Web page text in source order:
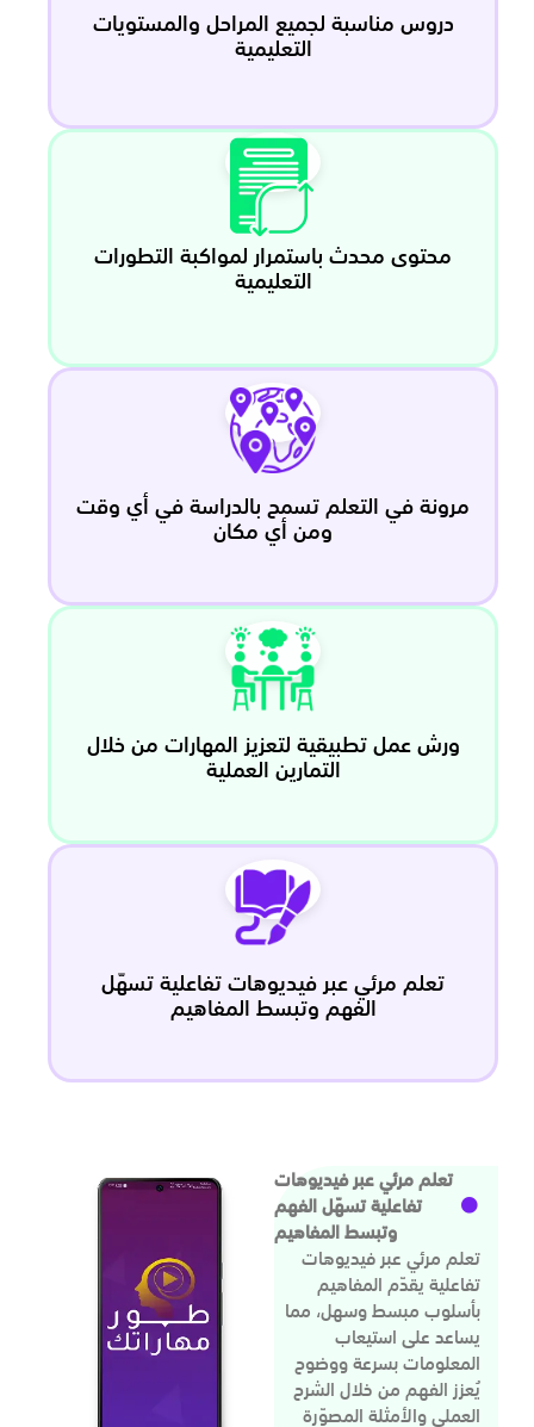
دروس مناسبة لجميع المراحل والمستويات
التعليمية
محتوى محدث باستمرار لمواكبة التطورات
التعليمية
مرونة في التعلم تسمح بالدراسة في أي وقت
ومن أي مكان
ورش عمل تطبيقية لتعزيز المهارات من خلال
التمارين العملية
تعلم مرئي عبر فيديوهات تفاعلية تسهّل
الفهم وتبسط المفاهيم
تعلم مرئي عبر فيديوهات
تفاعلية تسهّل الفهم
وتبسط المفاهيم
تعلم مرئي عبر فيديوهات
تفاعلية يقدّم المفاهيم
بأسلوب مبسط وسهل، مما
يساعد على استيعاب
المعلومات بسرعة ووضوح
يُعزز الفهم من خلال الشرح
العملي والأمثلة المصوّرة